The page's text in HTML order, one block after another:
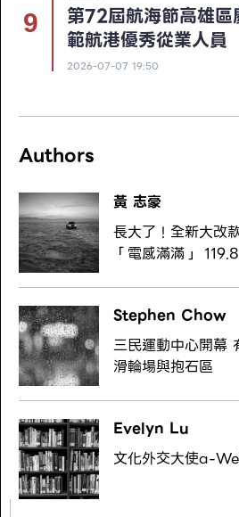
第72屆航海節高雄
範航港優秀從業人員
2026-07-07 19:50
Authors
黃 志豪
長大了！全新大
「電感滿滿」
Stephen Chow
三民運動中心開幕
滑輪場與抱石區
Evelyn Lu
文化外交大使a-